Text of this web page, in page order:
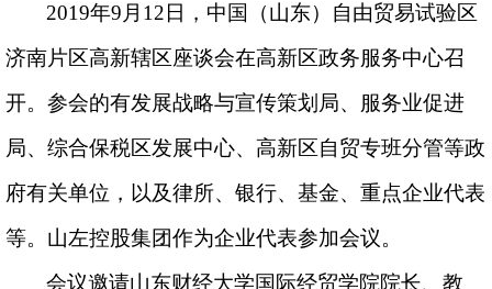
2019年9月12日， 中国（山东）自由贸易试验区
济南片区高新辖区座谈会在高新区政务服务中心召
开。参会的有发展战略与宣传策划局、服务业促进
局、综合保税区发展中心、高新区自贸专班分管等政
府有关单位 ，以及律所、银行、基金、 重点企业代表
等。山左控股集团作为企业代表参加会议。
会议邀请山东财经大学国际经贸学院院长、教